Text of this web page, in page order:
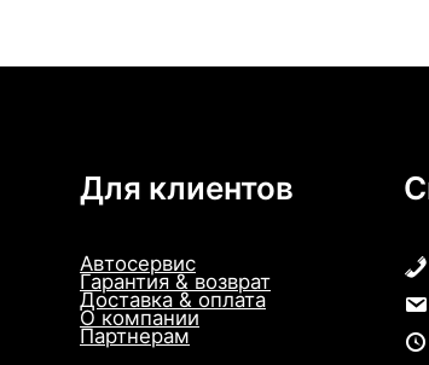
Для клиентов
Автосервис
Гарантия & возврат
Доставка & оплата
О компании
Партнерам